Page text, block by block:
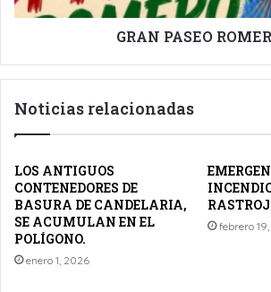
GRAN PASEO
Noticias relacionadas
LOS ANTIGUOS
CONTENEDORES DE
BASURA DE CANDELARIA,
SE ACUMULAN EN EL
POLÍGONO.
enero 1, 2026
febrero